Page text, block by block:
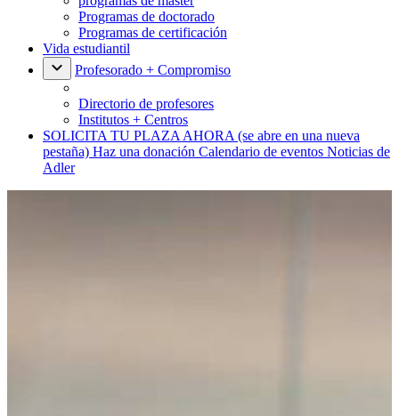
Programas de doctorado
Programas de certificación
Vida estudiantil
Profesorado + Compromiso
Directorio de profesores
Institutos + Centros
SOLICITA TU PLAZA AHORA (se abre en una nueva
pestaña) Haz una donación Calendario de eventos Noticias de
Adler